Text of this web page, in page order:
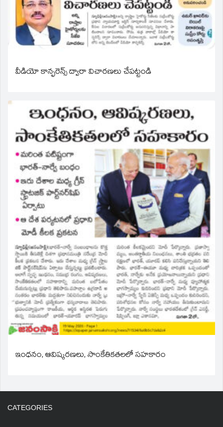
వీడియో కాన్ఫరెన్స్ ద్వారా విచారణలు చేపట్టండి
ఇంధనం, ఆవిష్కరణలు, సాంకేతికతలలో సహకారం
CATEGORIES